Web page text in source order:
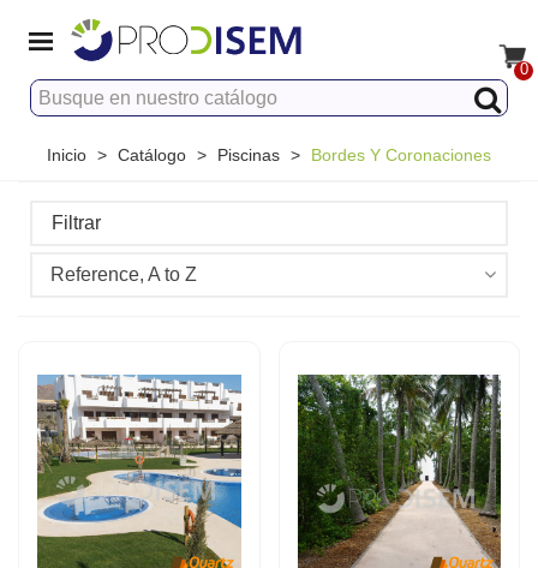
0
Inicio > Catálogo > Piscinas > Bordes Y Coronaciones
Filtrar
Reference, A to Z